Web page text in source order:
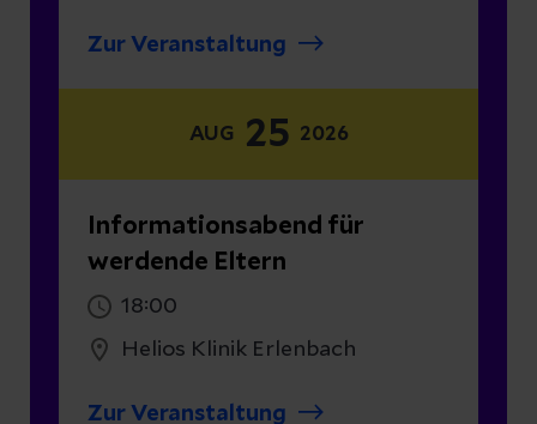
Zur Veranstaltung
AUG 25 2026
Informationsabend für
werdende Eltern
18:00
Helios Klinik Erlenbach
Zur Veranstaltung